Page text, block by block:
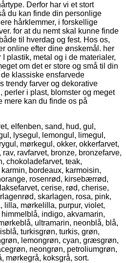
Derfor har vi et stort
du kan finde din personlige
hårklemmer, i forskellige
for at du nemt skal kunne finde
til hverdag og fest. Hos os,
online efter dine ønskemål. her
plastik, metal og i de materialer,
om det er store og små til din
klassiske ensfarvede
trendy farver og dekorative
perler i plast, blomster og meget
mere kan du finde os på
elfenben, sand, hud, gul,
lysegul, lemongul, limegul,
mørkegul, okker, okkerfarvet,
ravfarvet, bronze, bronzefarve,
chokoladefarvet, teak,
bordeaux, karmoisin,
rosenrød, kirsebærrød,
cerise, rød, cherise,
skarlagen, rosa, pink,
lilla, mørkelilla, purpur, violet,
indigo, akvamarin,
ultramarin, neonblå, blå,
turkisgrøn, turkis, grøn,
lemongrøn, cyan, græsgrøn,
neongrøn, petroliumgrøn,
mørkegrå, koksgrå, sort.